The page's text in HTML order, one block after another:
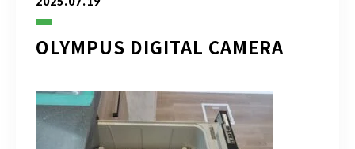
OLYMPUS DIGITAL CAMERA
お客様の声
よくある質問